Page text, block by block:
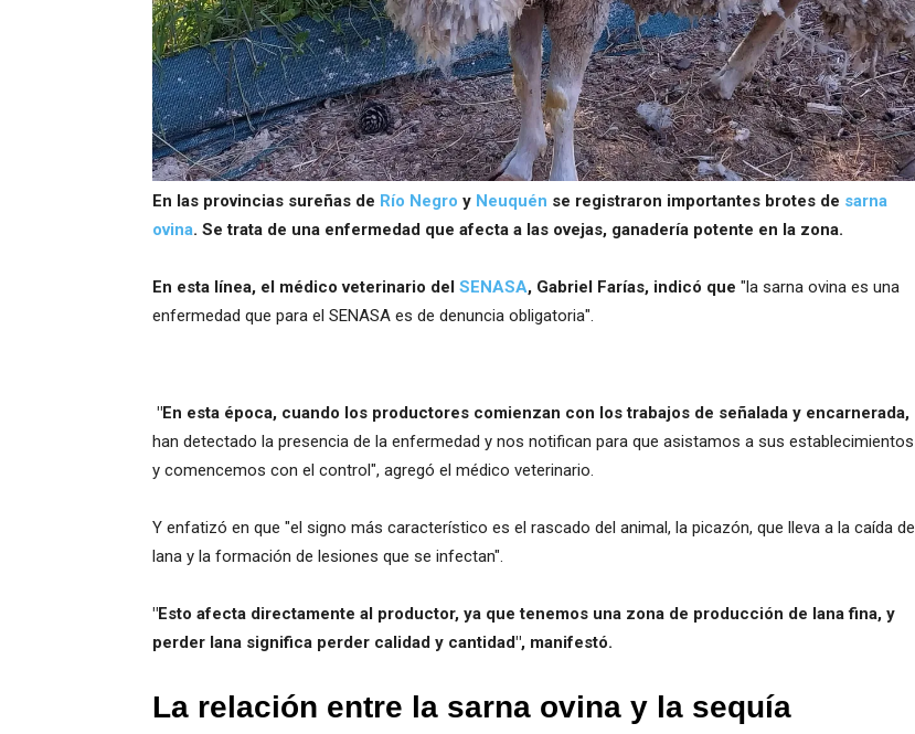
En las provincias sureñas de Río Negro y Neuquén se registraron importantes brotes de sarna
ovina. Se trata de una enfermedad que afecta a las ovejas, ganadería potente en la zona.
En esta línea, el médico veterinario del SENASA, Gabriel Farías, indicó que "la sarna ovina es una
enfermedad que para el SENASA es de denuncia obligatoria".
"En esta época, cuando los productores comienzan con los trabajos de señalada y encarnerada,
han detectado la presencia de la enfermedad y nos notifican para que asistamos a sus establecimientos
y comencemos con el control", agregó el médico veterinario.
Y enfatizó en que "el signo más característico es el rascado del animal, la picazón, que lleva a la caída de
lana y la formación de lesiones que se infectan".
"Esto afecta directamente al productor, ya que tenemos una zona de producción de lana fina, y
perder lana significa perder calidad y cantidad", manifestó.
La relación entre la sarna ovina y la sequía